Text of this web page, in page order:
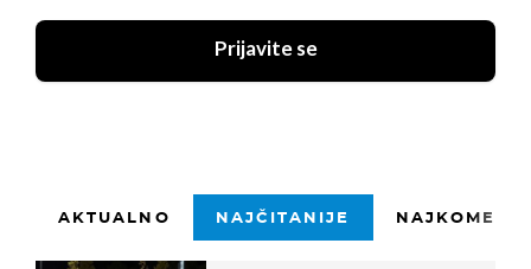
Prijavite se
AKTUALNO NAJČITANIJE